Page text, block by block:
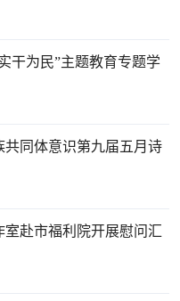
干为民”主题教育专题学
共同体意识第九届五月诗
赴市福利院开展慰问汇